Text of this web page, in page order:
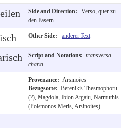
Side and Direction:
Verso, quer zu
den Fasern
Other Side: anderer Text
Script and Notations: transversa
charta
Provenance: Arsinoites
Bezugsorte: Berenikis Thesmophoru
(?), Magdola, Ibion Argaiu, Narmuthis
(Polemonos Meris, Arsinoites)